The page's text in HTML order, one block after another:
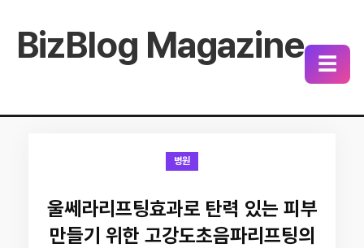
BizBlog Magazine ☰
병원
울쎄라리프팅효과로 탄력 있는 피부
만들기 위한 고강도초음파리프팅의